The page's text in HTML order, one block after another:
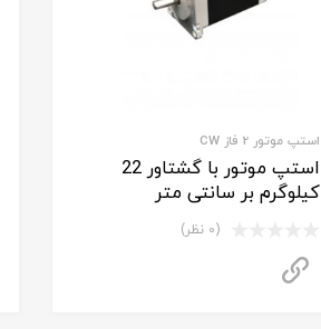
استپ موتور 2 فاز CW
استپ موتور با گشتاور 22
کیلوگرم بر سانتی متر
(0 نظر)